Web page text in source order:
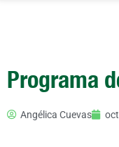
Programa
Angélica Cuevas